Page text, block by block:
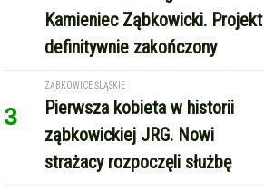
Kamieniec Ząbkowicki. Projekt
definitywnie zakończony
3
ZĄBKOWICE ŚLĄSKIE
Pierwsza kobieta w historii
ząbkowickiej JRG. Nowi
strażacy rozpoczęli służbę